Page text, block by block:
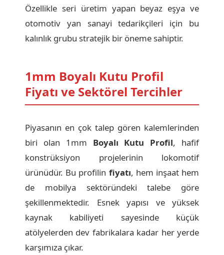
Özellikle seri üretim yapan beyaz eşya ve
otomotiv yan sanayi tedarikçileri için bu
kalınlık grubu stratejik bir öneme sahiptir.
1mm Boyalı Kutu Profil
Fiyatı ve Sektörel Tercihler
Piyasanın en çok talep gören kalemlerinden
biri olan 1mm Boyalı Kutu Profil, hafif
konstrüksiyon projelerinin lokomotif
ürünüdür. Bu profilin fiyatı, hem inşaat hem
de mobilya sektöründeki talebe göre
şekillenmektedir. Esnek yapısı ve yüksek
kaynak kabiliyeti sayesinde küçük
atölyelerden dev fabrikalara kadar her yerde
karşımıza çıkar.